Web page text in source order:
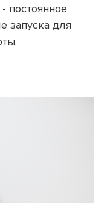
постоянное
запуска для